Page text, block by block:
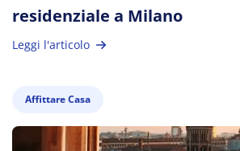
residenziale a Milano
Leggi l'articolo
Affittare Casa